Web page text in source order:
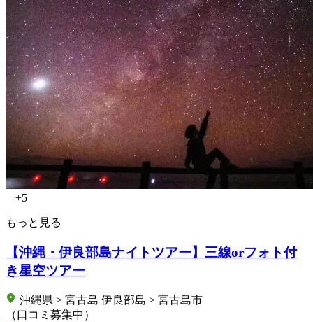
+5
もっと見る
【沖縄・伊良部島ナイトツアー】三線orフォト付
き星空ツアー
沖縄県 > 宮古島 伊良部島 > 宮古島市
（口コミ募集中）